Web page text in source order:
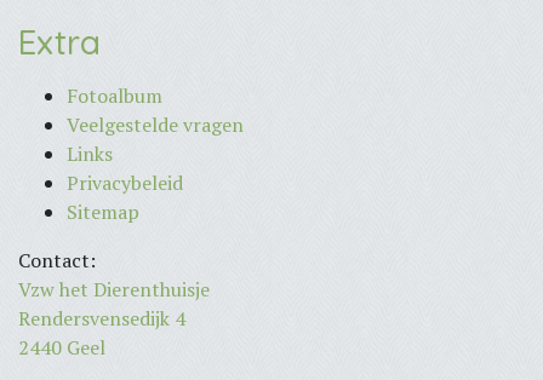
Extra
Fotoalbum
Veelgestelde vragen
Links
Privacybeleid
Sitemap
Contact:
Vzw het Dierenthuisje
Rendersvensedijk 4
2440 Geel